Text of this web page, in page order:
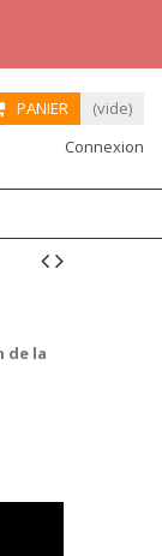
PANIER
(vide)
Connexion
de la